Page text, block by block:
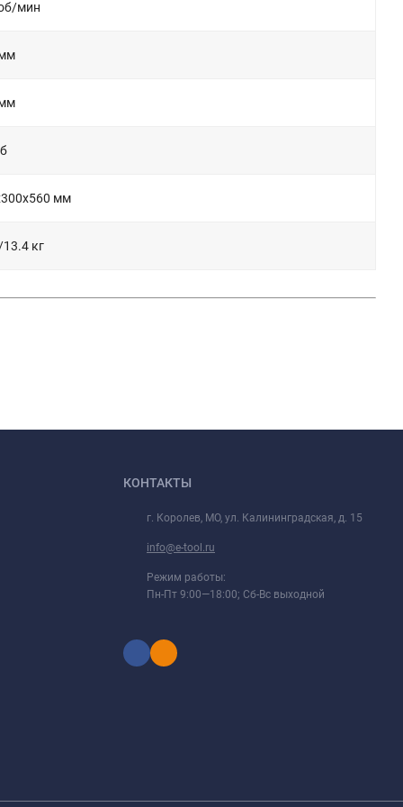
мин
мм
кг
КОНТАКТЫ
г. Королев, МО, ул. Калининградская, д. 15
info@e-tool.ru
Режим работы:
Пн-Пт 9:00—18:00; Сб-Вс выходной